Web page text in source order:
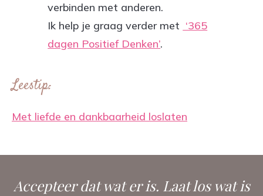
verbinden met anderen.
Ik help je graag verder met ‘365
dagen Positief Denken’.
Leestip:
Met liefde en dankbaarheid loslaten
Accepteer dat wat er is. Laat los wat is